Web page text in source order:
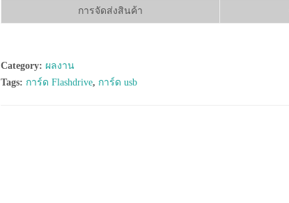
การจัดส่งสินค้า
Category: ผลงาน
Tags: การ์ด Flashdrive, การ์ด usb